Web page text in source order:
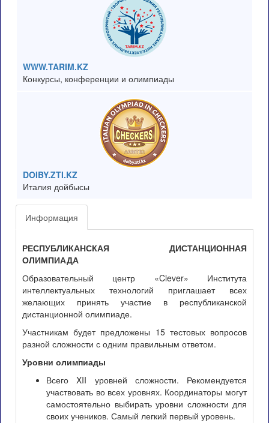
WWW.TARIM.KZ
Конкурсы, конференции и олимпиады
DOIBY.ZTI.KZ
Италия дойбысы
Информация
РЕСПУБЛИКАНСКАЯ ДИСТАНЦИОННАЯ
ОЛИМПИАДА
Образовательный центр «Clever» Института
интеллектуальных технологий приглашает всех
желающих принять участие в республиканской
дистанционной олимпиаде.
Участникам будет предложены 15 тестовых вопросов
разной сложности с одним правильным ответом.
Уровни олимпиады
Всего XII уровней сложности. Рекомендуется
участвовать во всех уровнях. Координаторы могут
самостоятельно выбирать уровни сложности для
своих учеников. Самый легкий первый уровень.